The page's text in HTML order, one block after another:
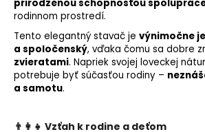
prirodzenou schopnosťou
rodinnom prostredí.
Tento elegantný stavač je výnimočne
a spoločenský, vďaka čomu sa dobre
zvieratami. Napriek svojej loveckej
potrebuje byť súčasťou rodiny –
a samotu.
👨‍👩‍👧 Vzťah k rodine a deťom